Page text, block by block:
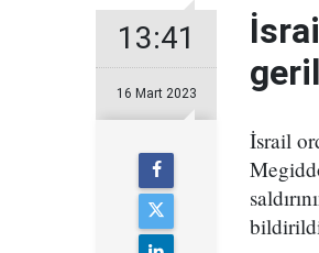
13:41
16 Mart 2023
İsrail